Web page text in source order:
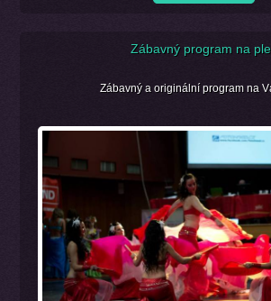
Zábavný program na
Zábavný a originální program na